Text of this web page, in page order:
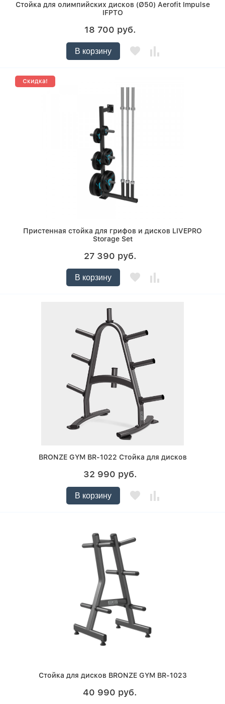
Стойка для олимпийских дисков (Ø50) Aerofit Impulse
IFPTO
18 700 руб.
В корзину
Скидка!
Пристенная стойка для грифов и дисков LIVEPRO
Storage Set
27 390 руб.
В корзину
BRONZE GYM BR-1022 Стойка для дисков
32 990 руб.
В корзину
Стойка для дисков BRONZE GYM BR-1023
40 990 руб.